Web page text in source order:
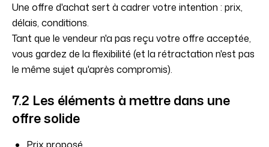
Une offre d'achat sert à cadrer votre intention : prix,
délais, conditions.
Tant que le vendeur n'a pas reçu votre offre acceptée,
vous gardez de la flexibilité (et la rétractation n'est pas
le même sujet qu'après compromis).
7.2 Les éléments à mettre dans une
offre solide